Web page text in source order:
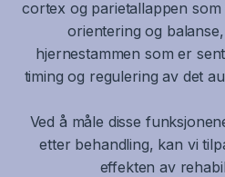
cortex og parietallappen
orientering og
hjernestammen som er
timing og regulering av det
Ved å måle disse
etter behandling, kan vi
effekten av